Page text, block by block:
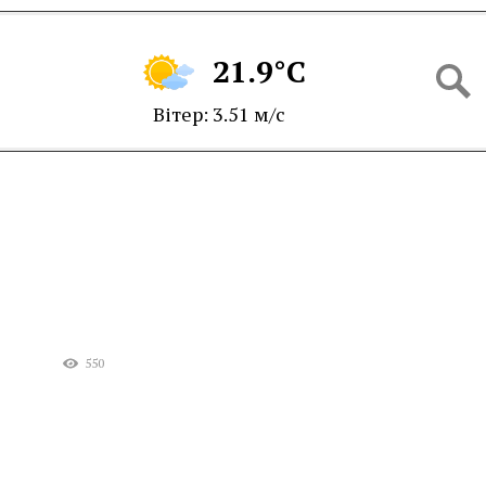
21.9°C
Вітер: 3.51 м/с
550